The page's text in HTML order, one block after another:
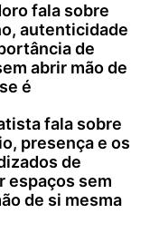
fala sobre
autenticidade
de
abrir mão de
é
fala sobre
presença e os
de
espaços sem
de si mesma